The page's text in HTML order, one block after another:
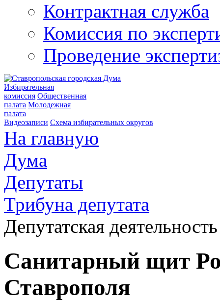
Контрактная служба
Комиссия по
Проведение
Избирательная
комиссия Общественная
палата Молодежная
палата
Видеозаписи Схема избирательных округов
На главную
Дума
Депутаты
Трибуна депутата
Депутатская деятельность
Санитарный щит
Ставрополя